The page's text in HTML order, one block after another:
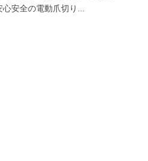
安全の電動爪切り...